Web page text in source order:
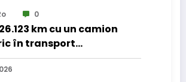
0
km cu un camion
în transport